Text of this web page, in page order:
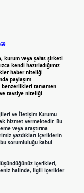
kurum veya şahıs şirketi
kendi hazırladığımız
haber niteliği
paylaşım
benzerlikleri tamamen
tavsiye niteliği
ve İletişim Kurumu
hizmet vermektedir. Bu
veya araştırma
yazdıkları içeriklerin
sorumluluğu kabul
içerikleri,
halinde, ilgili içerikler